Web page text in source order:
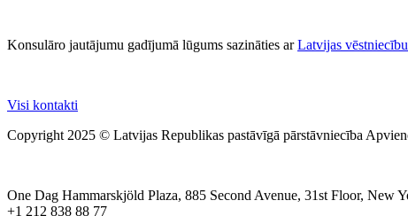
Konsulāro jautājumu gadījumā lūgums sazināties arLatvijas
Visi kontakti
Copyright 2025 © Latvijas Republikas pastāvīgā pārstāvniecība
One Dag Hammarskjöld Plaza, 885 Second Avenue, 31st Floor, New
+1 212 838 88 77